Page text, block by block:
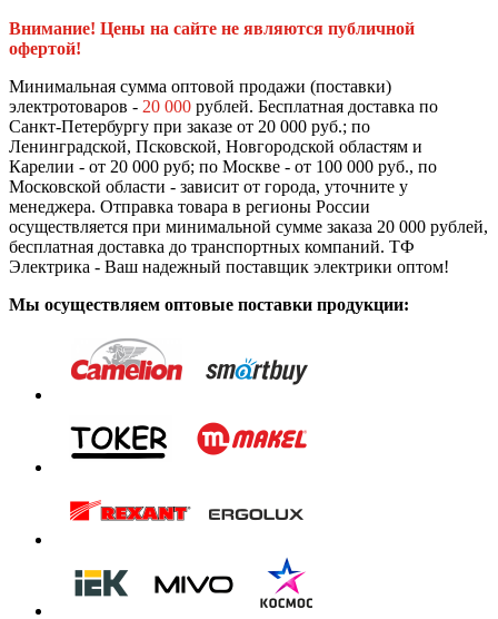
Внимание! Цены на сайте не являются публичной
офертой!
Минимальная сумма оптовой продажи (поставки)
электротоваров - 20 000 рублей. Бесплатная доставка по
Санкт-Петербургу при заказе от 20 000 руб.; по
Ленинградской, Псковской, Новгородской областям и
Карелии - от 20 000 руб; по Москве - от 100 000 руб., по
Московской области - зависит от города, уточните у
менеджера. Отправка товара в регионы России
осуществляется при минимальной сумме заказа 20 000 рублей,
бесплатная доставка до транспортных компаний. ТФ
Электрика - Ваш надежный поставщик электрики оптом!
Мы осуществляем оптовые поставки продукции: